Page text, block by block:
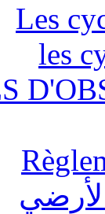
Les
les